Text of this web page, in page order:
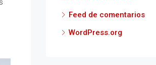
Feed de comentarios
WordPress.org